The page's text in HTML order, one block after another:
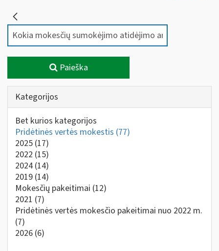
Paieška
Kategorijos
Bet kurios kategorijos
Pridėtinės vertės mokestis (77)
2025 (17)
2022 (15)
2024 (14)
2019 (14)
Mokesčių pakeitimai (12)
2021 (7)
Pridėtinės vertės mokesčio pakeitimai nuo 2022 m.
(7)
2026 (6)